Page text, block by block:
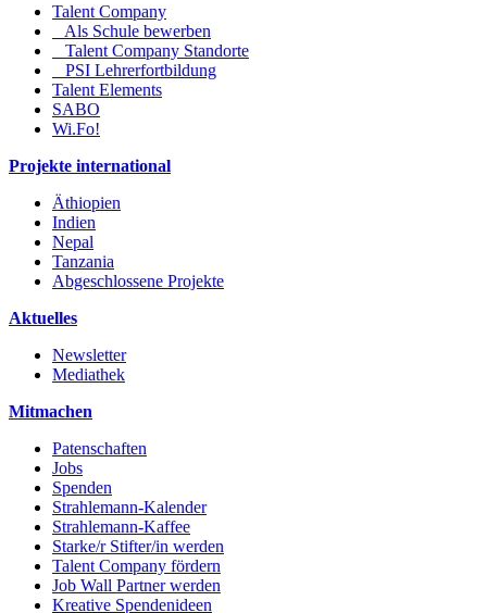
Talent Company
Als Schule bewerben
Talent Company Standorte
PSI Lehrerfortbildung
Talent Elements
SABO
Wi.Fo!
Projekte international
Äthiopien
Indien
Nepal
Tanzania
Abgeschlossene Projekte
Aktuelles
Newsletter
Mediathek
Mitmachen
Patenschaften
Jobs
Spenden
Strahlemann-Kalender
Strahlemann-Kaffee
Starke/r Stifter/in werden
Talent Company fördern
Job Wall Partner werden
Kreative Spendenideen